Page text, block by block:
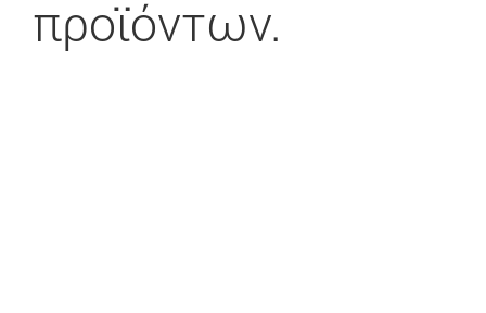
προϊόντων.